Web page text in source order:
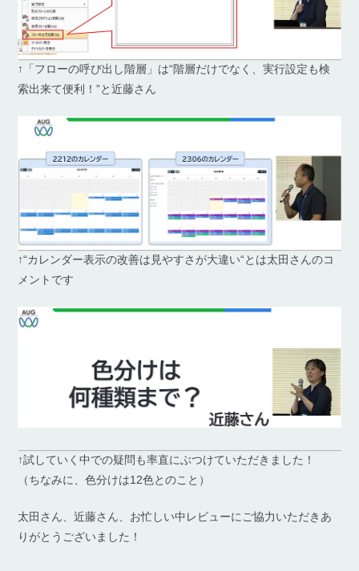
↑「フローの呼び出し階層」は“階層だけでなく、実行設定も検
索出来て便利！”と近藤さん
↑“カレンダー表示の改善は見やすさが大違い“とは太田さんのコ
メントです
↑試していく中での疑問も率直にぶつけていただきました！
（ちなみに、色分けは12色とのこと）
太田さん、近藤さん、お忙しい中レビューにご協力いただきあ
りがとうございました！